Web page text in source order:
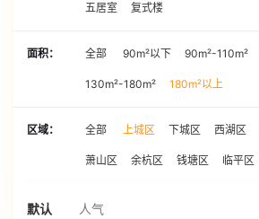
五居室 复式楼
面积： 全部 90m²以下 90m²-110m²
130m²-180m² 180m²以上
区域： 全部 上城区 下城区 西湖区
萧山区 余杭区 钱塘区 临平区
默认 人气